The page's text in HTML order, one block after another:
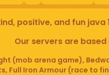
positive, and fun
Our servers are based
(mob arena game),
Full Iron Armour (race to